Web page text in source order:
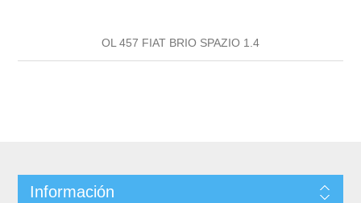
OL 457 FIAT BRIO SPAZIO 1.4
Información